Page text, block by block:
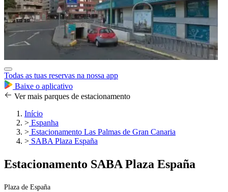
Todas as tuas reservas na nossa app
Baixe o aplicativo
Ver mais parques de estacionamento
Início
> Espanha
> Estacionamento Las Palmas de Gran Canaria
> SABA Plaza España
Estacionamento SABA Plaza España
Plaza de España